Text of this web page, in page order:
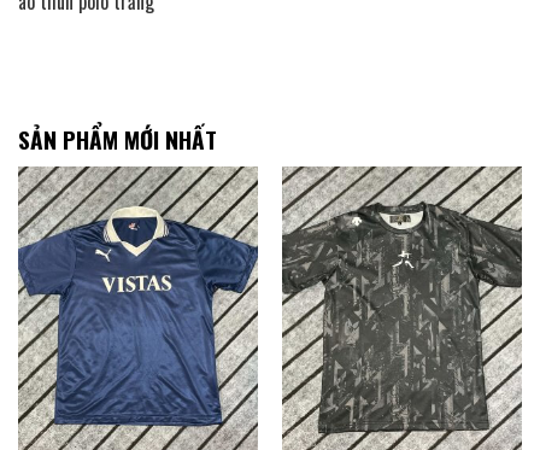
SẢN PHẨM MỚI NHẤT